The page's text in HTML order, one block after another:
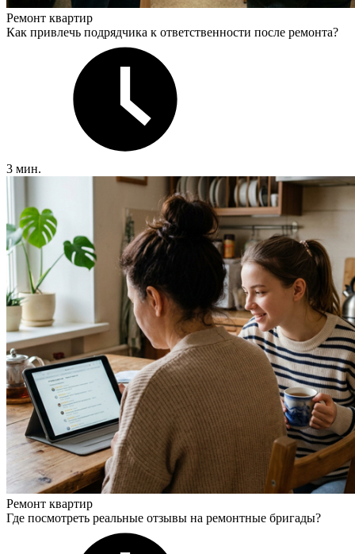
Ремонт квартир
Как привлечь подрядчика к ответственности после ремонта?
3 мин.
Ремонт квартир
Где посмотреть реальные отзывы на ремонтные бригады?